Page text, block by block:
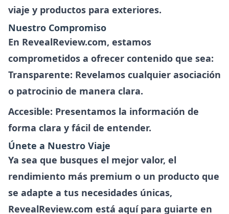
viaje y productos para exteriores.
Nuestro Compromiso
En RevealReview.com, estamos
comprometidos a ofrecer contenido que sea:
Transparente: Revelamos cualquier asociación
o patrocinio de manera clara.
Accesible: Presentamos la información de
forma clara y fácil de entender.
Únete a Nuestro Viaje
Ya sea que busques el mejor valor, el
rendimiento más premium o un producto que
se adapte a tus necesidades únicas,
RevealReview.com está aquí para guiarte en